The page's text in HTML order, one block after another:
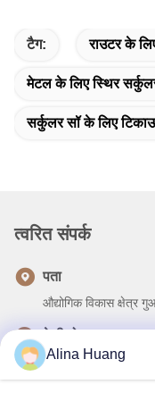
टैग: राउटर के
मेटल के लिए स्थिर
सर्कुलर सॉ के लिए
त्वरित संपर्क
पता
औद्योगिक विकास क्षेत्र
86-757-85803392
Alina Huang